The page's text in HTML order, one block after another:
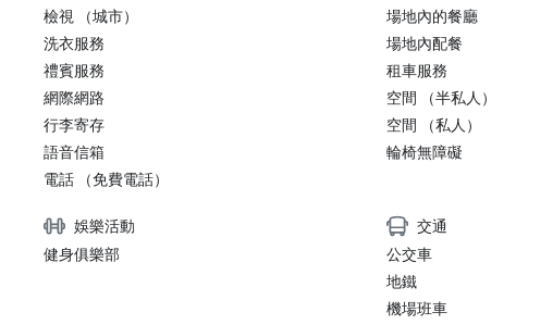
檢視 （城市）
洗衣服務
禮賓服務
網際網路
行李寄存
語音信箱
電話 （免費電話）
場地內的餐廳
場地內配餐
租車服務
空間 （半私人）
空間 （私人）
輪椅無障礙
娛樂活動
健身俱樂部
交通
公交車
地鐵
機場班車